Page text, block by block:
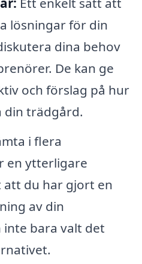
lösningar för din
dina behov
De kan ge
och förslag på hur
din trädgård.
i flera
en ytterligare
du har gjort en
av din
bara valt det